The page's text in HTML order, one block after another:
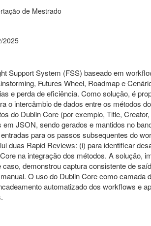
de Mestrado
2025
Support System (FSS) baseado em
Futures Wheel, Roadmap e
e perda de eficiência. Como solução, é
o intercâmbio de dados entre os métodos
do Dublin Core (por exemplo, Title,
JSON, sendo gerados e mantidos no
para os passos subsequentes do
duas Rapid Reviews: (i) para identificar
na integração dos métodos. A solução,
demonstrou captura consistente de
O uso do Dublin Core como
automatizado dos workflows e